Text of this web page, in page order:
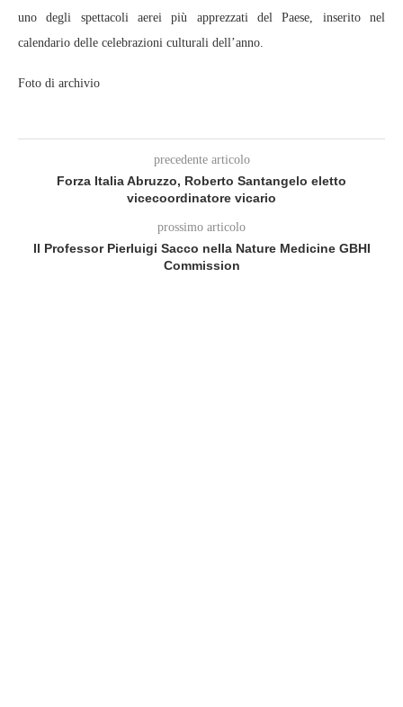
uno degli spettacoli aerei più apprezzati del Paese, inserito nel
calendario delle celebrazioni culturali dell’anno.
Foto di archivio
precedente articolo
Forza Italia Abruzzo, Roberto Santangelo eletto
vicecoordinatore vicario
prossimo articolo
Il Professor Pierluigi Sacco nella Nature Medicine GBHI
Commission